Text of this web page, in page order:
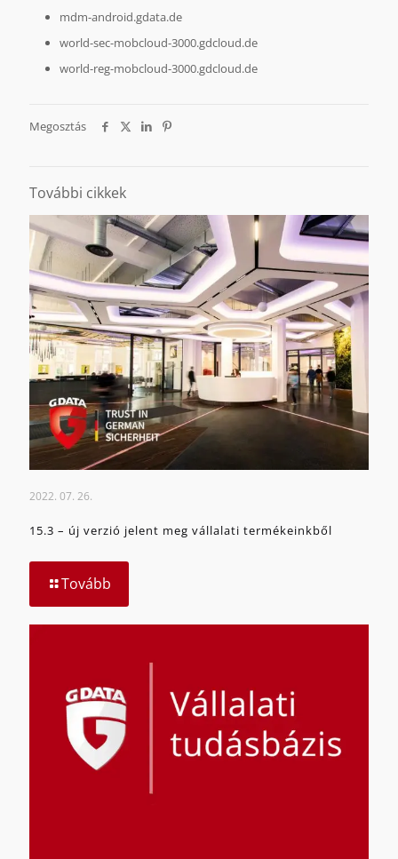
mdm-android.gdata.de
world-sec-mobcloud-3000.gdcloud.de
world-reg-mobcloud-3000.gdcloud.de
Megosztás
További cikkek
2022. 07. 26.
15.3 – új verzió jelent meg vállalati termékeinkből
Tovább